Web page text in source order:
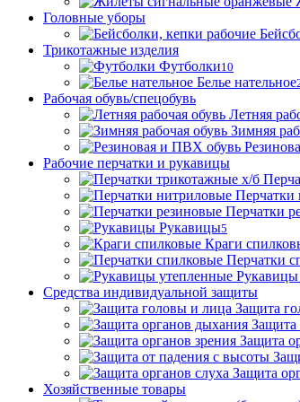
Головные уборы
Трикотажные изделия
Футболки10
Белье нательное
Рабочая обувь/спецобувь
Летняя
Зимняя
Рабочие перчатки и рукавицы
Перчатки
Перчатки
Рукавицы5
Краги
Перчатки
Средства индивидуальной защиты
Защита
Защита
Защита
Защита
Хозяйственные товары